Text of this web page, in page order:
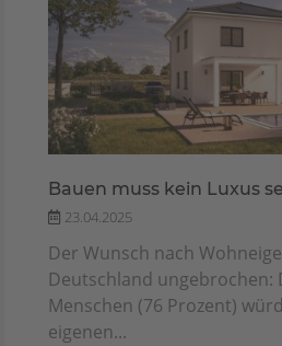
Bauen muss kein Luxus
23.04.2025
Der Wunsch nach
Deutschland ungebrochen:
Menschen (76 Prozent)
eigenen...